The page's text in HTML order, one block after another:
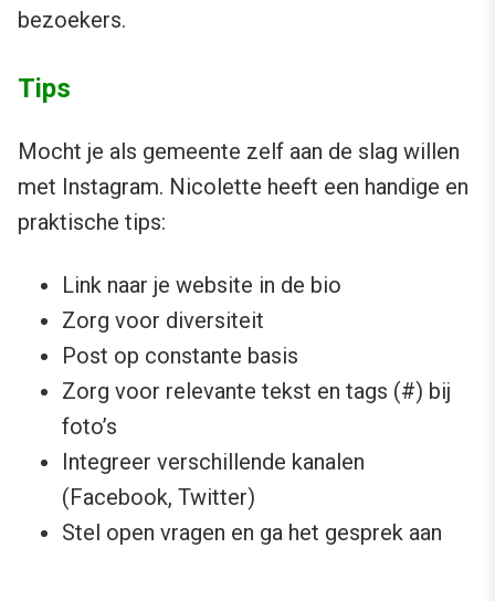
bezoekers.
Tips
Mocht je als gemeente zelf aan de slag willen
met Instagram. Nicolette heeft een handige en
praktische tips:
Link naar je website in de bio
Zorg voor diversiteit
Post op constante basis
Zorg voor relevante tekst en tags (#) bij
foto’s
Integreer verschillende kanalen
(Facebook, Twitter)
Stel open vragen en ga het gesprek aan